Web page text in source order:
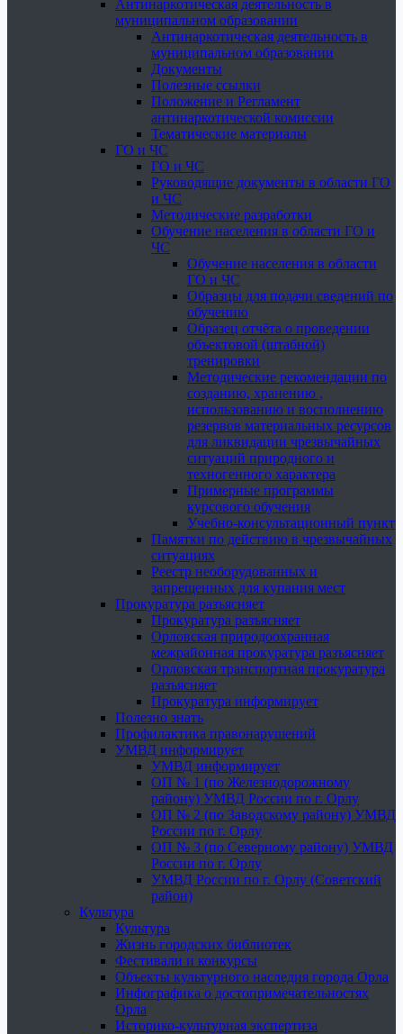
Антинаркотическая деятельность в
муниципальном образовании
Антинаркотическая деятельность в
муниципальном образовании
Документы
Полезные ссылки
Положение и Регламент
антинаркотической комиссии
Тематические материалы
ГО и ЧС
ГО и ЧС
Руководящие документы в области ГО
и ЧС
Методические разработки
Обучение населения в области ГО и
ЧС
Обучение населения в области
ГО и ЧС
Образцы для подачи сведений по
обучению
Образец отчёта о проведении
объектовой (штабной)
тренировки
Методические рекомендации по
созданию, хранению ,
использованию и восполнению
резервов материальных ресурсов
для ликвидации чрезвычайных
ситуаций природного и
техногенного характера
Примерные программы
курсового обучения
Учебно-консультационный пункт
Памятки по действию в чрезвычайных
ситуациях
Реестр необорудованных и
запрещенных для купания мест
Прокуратура разъясняет
Прокуратура разъясняет
Орловская природоохранная
межрайонная прокуратура разъясняет
Орловская транспортная прокуратура
разъясняет
Прокуратура информирует
Полезно знать
Профилактика правонарушений
УМВД информирует
УМВД информирует
ОП № 1 (по Железнодорожному
району) УМВД России по г. Орлу
ОП № 2 (по Заводскому району) УМВД
России по г. Орлу
ОП № 3 (по Северному району) УМВД
России по г. Орлу
УМВД России по г. Орлу (Советский
район)
Культура
Культура
Жизнь городских библиотек
Фестивали и конкурсы
Объекты культурного наследия города Орла
Инфографика о достопримечательностях
Орла
Историко-культурная экспертиза